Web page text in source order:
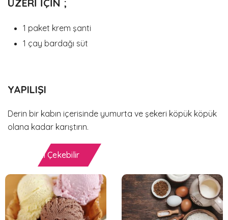
ÜZERİ İÇİN ;
1 paket krem şanti
1 çay bardağı süt
YAPILIŞI
Derin bir kabın içerisinde yumurta ve şekeri köpük köpük
olana kadar karıştırın.
İlginizi Çekebilir